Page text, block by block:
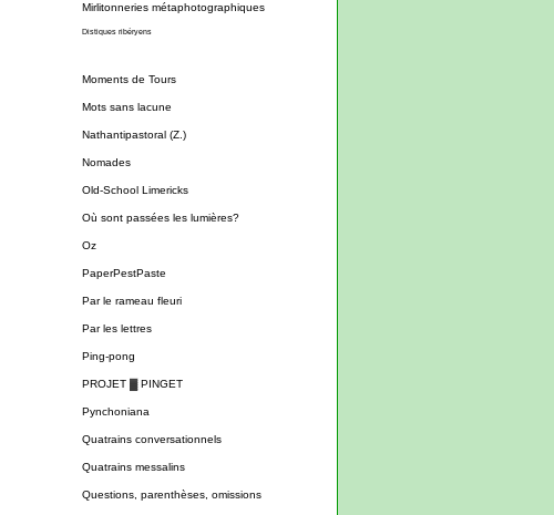
Mirlitonneries métaphotographiques
Distiques ribéryens
Moments de Tours
Mots sans lacune
Nathantipastoral (Z.)
Nomades
Old-School Limericks
Où sont passées les lumières?
Oz
PaperPestPaste
Par le rameau fleuri
Par les lettres
Ping-pong
PROJET ▓ PINGET
Pynchoniana
Quatrains conversationnels
Quatrains messalins
Questions, parenthèses, omissions